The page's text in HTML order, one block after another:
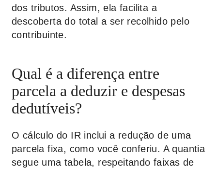
dos tributos. Assim, ela facilita a
descoberta do total a ser recolhido pelo
contribuinte.
Qual é a diferença entre
parcela a deduzir e despesas
dedutíveis?
O cálculo do IR inclui a redução de uma
parcela fixa, como você conferiu. A quantia
segue uma tabela, respeitando faixas de